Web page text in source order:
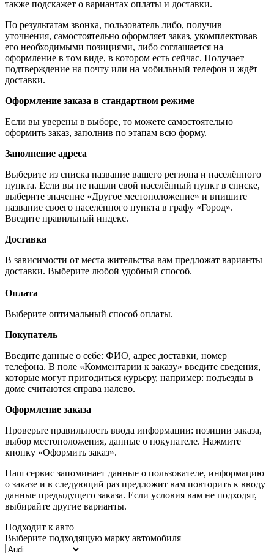
также подскажет о вариантах оплаты и доставки.
По результатам звонка, пользователь либо, получив
уточнения, самостоятельно оформляет заказ, укомплектовав
его необходимыми позициями, либо соглашается на
оформление в том виде, в котором есть сейчас. Получает
подтверждение на почту или на мобильный телефон и ждёт
доставки.
Оформление заказа в стандартном режиме
Если вы уверены в выборе, то можете самостоятельно
оформить заказ, заполнив по этапам всю форму.
Заполнение адреса
Выберите из списка название вашего региона и населённого
пункта. Если вы не нашли свой населённый пункт в списке,
выберите значение «Другое местоположение» и впишите
название своего населённого пункта в графу «Город».
Введите правильный индекс.
Доставка
В зависимости от места жительства вам предложат варианты
доставки. Выберите любой удобный способ.
Оплата
Выберите оптимальный способ оплаты.
Покупатель
Введите данные о себе: ФИО, адрес доставки, номер
телефона. В поле «Комментарии к заказу» введите сведения,
которые могут пригодиться курьеру, например: подъезды в
доме считаются справа налево.
Оформление заказа
Проверьте правильность ввода информации: позиции заказа,
выбор местоположения, данные о покупателе. Нажмите
кнопку «Оформить заказ».
Наш сервис запоминает данные о пользователе, информацию
о заказе и в следующий раз предложит вам повторить к вводу
данные предыдущего заказа. Если условия вам не подходят,
выбирайте другие варианты.
Подходит к авто
Выберите подходящую марку автомобиля